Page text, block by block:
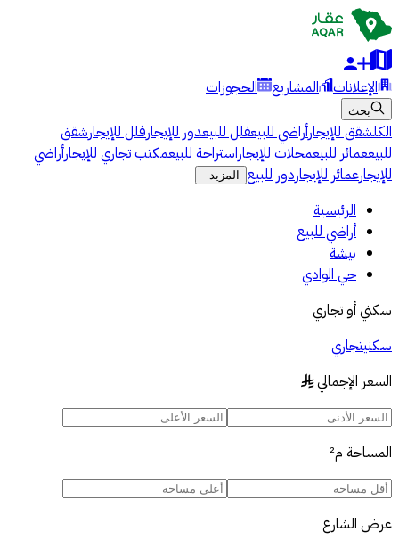
الإعلانات المشاريع الحجوزات
بحث
الكلشقق للإيجارأراضي للبيعفلل للبيعدور للإيجارفلل للإيجارشقق
للبيععمائر للبيعمحلات للإيجاراستراحة للبيعمكتب تجاري للإيجارأراضي
للإيجارعمائر للإيجاردور للبيع المزيد
الرئيسية
أراضي للبيع
بيشة
حي الوادي
سكني أو تجاري
سكنيتجاري
السعر الإجمالي §
المساحة م²
عرض الشارع